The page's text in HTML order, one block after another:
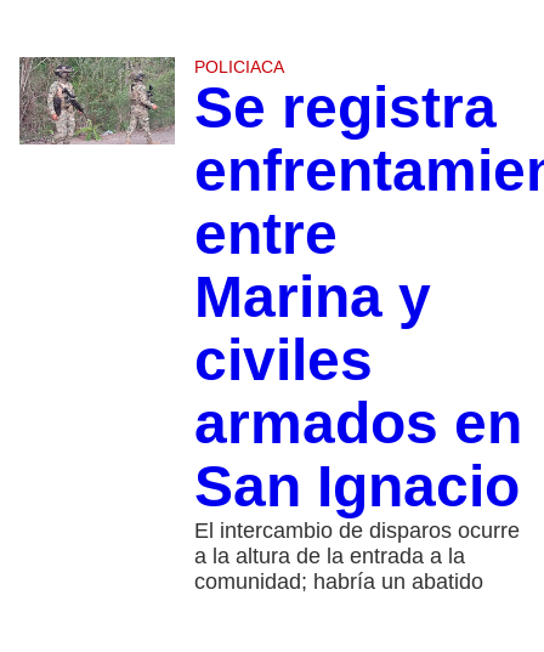
POLICIACA
Se registra
entre
Marina y
civiles
armados en
San Ignacio
El intercambio de disparos ocurre
a la altura de la entrada a la
comunidad; habría un abatido